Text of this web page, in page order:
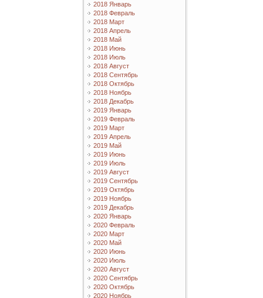
2018 Январь
2018 Февраль
2018 Март
2018 Апрель
2018 Май
2018 Июнь
2018 Июль
2018 Август
2018 Сентябрь
2018 Октябрь
2018 Ноябрь
2018 Декабрь
2019 Январь
2019 Февраль
2019 Март
2019 Апрель
2019 Май
2019 Июнь
2019 Июль
2019 Август
2019 Сентябрь
2019 Октябрь
2019 Ноябрь
2019 Декабрь
2020 Январь
2020 Февраль
2020 Март
2020 Май
2020 Июнь
2020 Июль
2020 Август
2020 Сентябрь
2020 Октябрь
2020 Ноябрь